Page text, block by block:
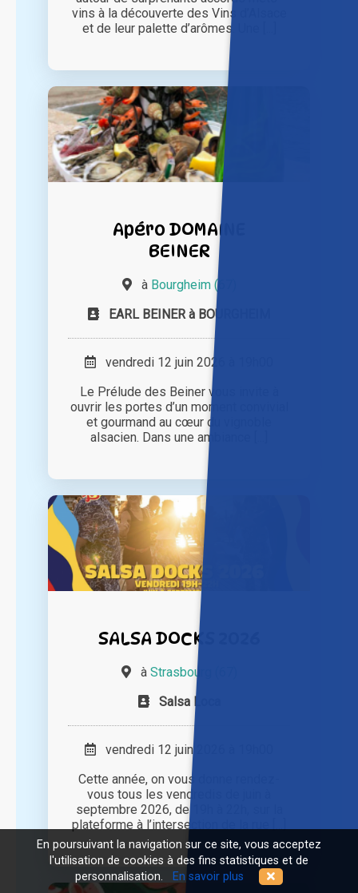
vins à la découverte des Vins d’Alsace
et de leur palette d’arômes. Une [...]
Apéro DOMAINE
BEINER
à Bourgheim (67)
EARL BEINER à BOURGHEIM
vendredi 12 juin 2026 à 19h00
Le Prélude des Beiner vous invite à
ouvrir les portes d’un moment convivial
et gourmand au cœur du vignoble
alsacien. Dans une ambiance [...]
SALSA DOCKS 2026
à Strasbourg (67)
Salsa Loca
vendredi 12 juin 2026 à 19h00
Cette année, on vous donne rendez-
vous tous les vendredis de juin à
septembre 2026, de 19h à 22h, sur la
plateforme à l’intersection de la rue [...]
En poursuivant la navigation sur ce site, vous acceptez
l'utilisation de cookies à des fins statistiques et de
personnalisation.
En savoir plus